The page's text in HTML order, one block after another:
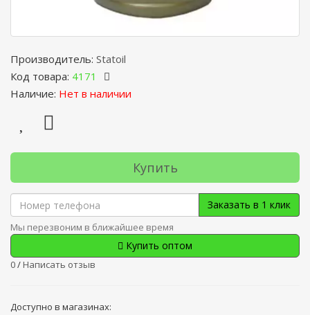
Производитель: Statoil
Код товара: 4171
Наличие: Нет в наличии
Купить
Заказать в 1 клик
Мы перезвоним в ближайшее время
Купить оптом
0/ Написать отзыв
Доступно в магазинах: